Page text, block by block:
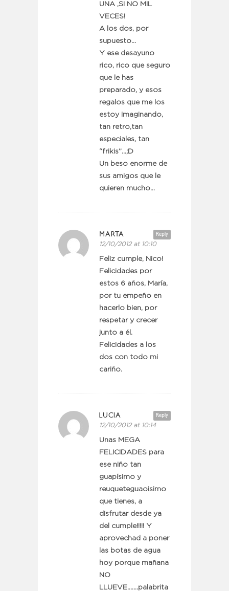
UNA ,SI NO MIL
VECES!
A los dos, por
supuesto…
Y ese desayuno
rico, rico que seguro
que le has
preparado, y esos
regalos que me los
estoy imaginando,
tan retro,tan
especiales, tan
“frikis”…;D
Un beso enorme de
sus amigos que le
quieren mucho…
Reply
MARTA
12/10/2012 at 10:10
Feliz cumple, Nico!
Felicidades por
estos 6 años, María,
por tu empeño en
hacerlo bien, por
respetar y crecer
junto a él.
Felicidades a los
dos con todo mi
cariño.
Reply
LUCIA
12/10/2012 at 10:14
Unas MEGA
FELICIDADES para
ese niño tan
guapísimo y
reuqueteguaoisimo
que tienes, a
disfrutar desde ya
del cumple!!!!! Y
aprovechad a poner
las botas de agua
hoy porque mañana
NO
LLUEVE…….palabrita